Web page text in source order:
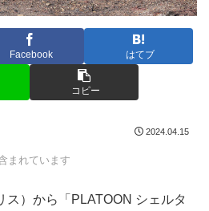
Facebook はてブ
コピー
2024.04.15
まれています
ス）から「PLATOON シェルタ